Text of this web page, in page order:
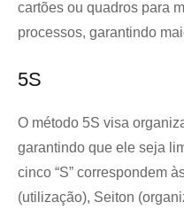
cartões ou quadros para
processos, garantindo
5S
O método 5S visa
garantindo que ele seja
cinco “S” correspondem
(utilização), Seiton